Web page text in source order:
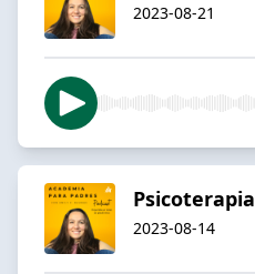
2023-08-21
Psicoterapia
2023-08-14